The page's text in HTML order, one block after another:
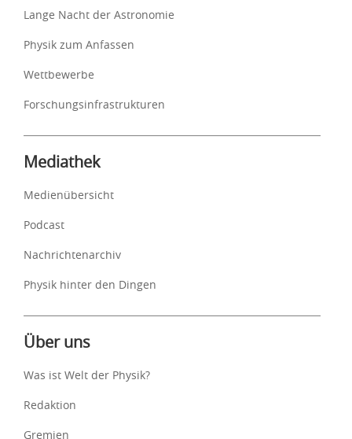
Lange Nacht der Astronomie
Physik zum Anfassen
Wettbewerbe
Forschungsinfrastrukturen
Mediathek
Medienübersicht
Podcast
Nachrichtenarchiv
Physik hinter den Dingen
Über uns
Was ist Welt der Physik?
Redaktion
Gremien